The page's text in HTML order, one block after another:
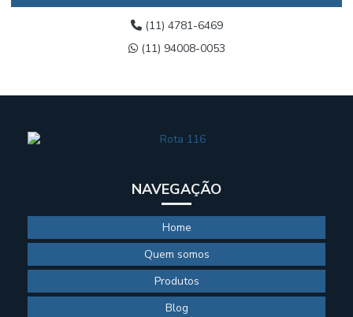
(11) 4781-6469
(11) 94008-0053
NAVEGAÇÃO
Home
Quem somos
Produtos
Blog